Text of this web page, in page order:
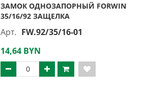
ЗАМОК ОДНОЗАПОРНЫЙ FORWIN
35/16/92 ЗАЩЕЛКА
Арт. FW.92/35/16-01
14,64 BYN